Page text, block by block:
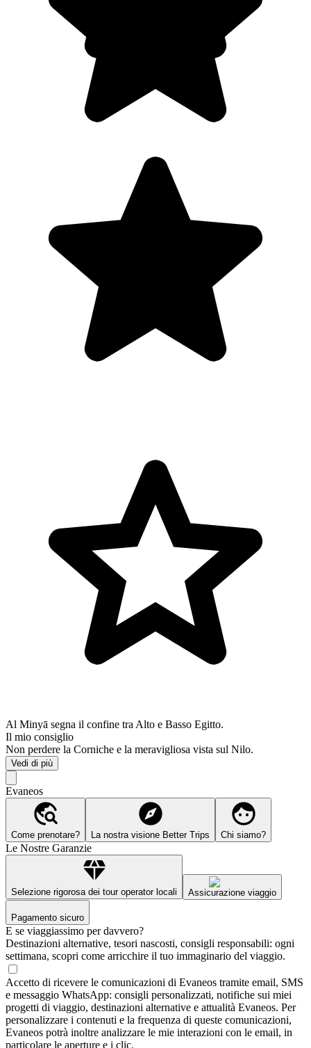
Al Minyā segna il confine tra Alto e Basso Egitto.
Il mio consiglio
Non perdere la Corniche e la meravigliosa vista sul Nilo.
Vedi di più
Evaneos
Come prenotare? La nostra visione Better Trips Chi siamo?
Le Nostre Garanzie
Selezione rigorosa dei tour operator locali Assicurazione viaggio
Pagamento sicuro
E se viaggiassimo per davvero?
Destinazioni alternative, tesori nascosti, consigli responsabili: ogni
settimana, scopri come arricchire il tuo immaginario del viaggio.
Accetto di ricevere le comunicazioni di Evaneos tramite email, SMS
e messaggio WhatsApp: consigli personalizzati, notifiche sui miei
progetti di viaggio, destinazioni alternative e attualità Evaneos. Per
personalizzare i contenuti e la frequenza di queste comunicazioni,
Evaneos potrà inoltre analizzare le mie interazioni con le email, in
particolare le aperture e i clic.